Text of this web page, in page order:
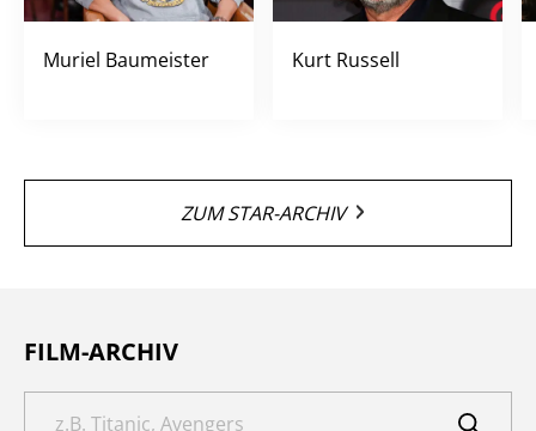
Muriel Baumeister Kurt Russell
ZUM STAR-ARCHIV
FILM-ARCHIV